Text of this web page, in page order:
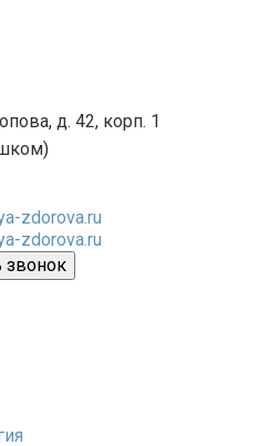
д. 42, корп. 1
zdorova.ru
zdorova.ru
звонок